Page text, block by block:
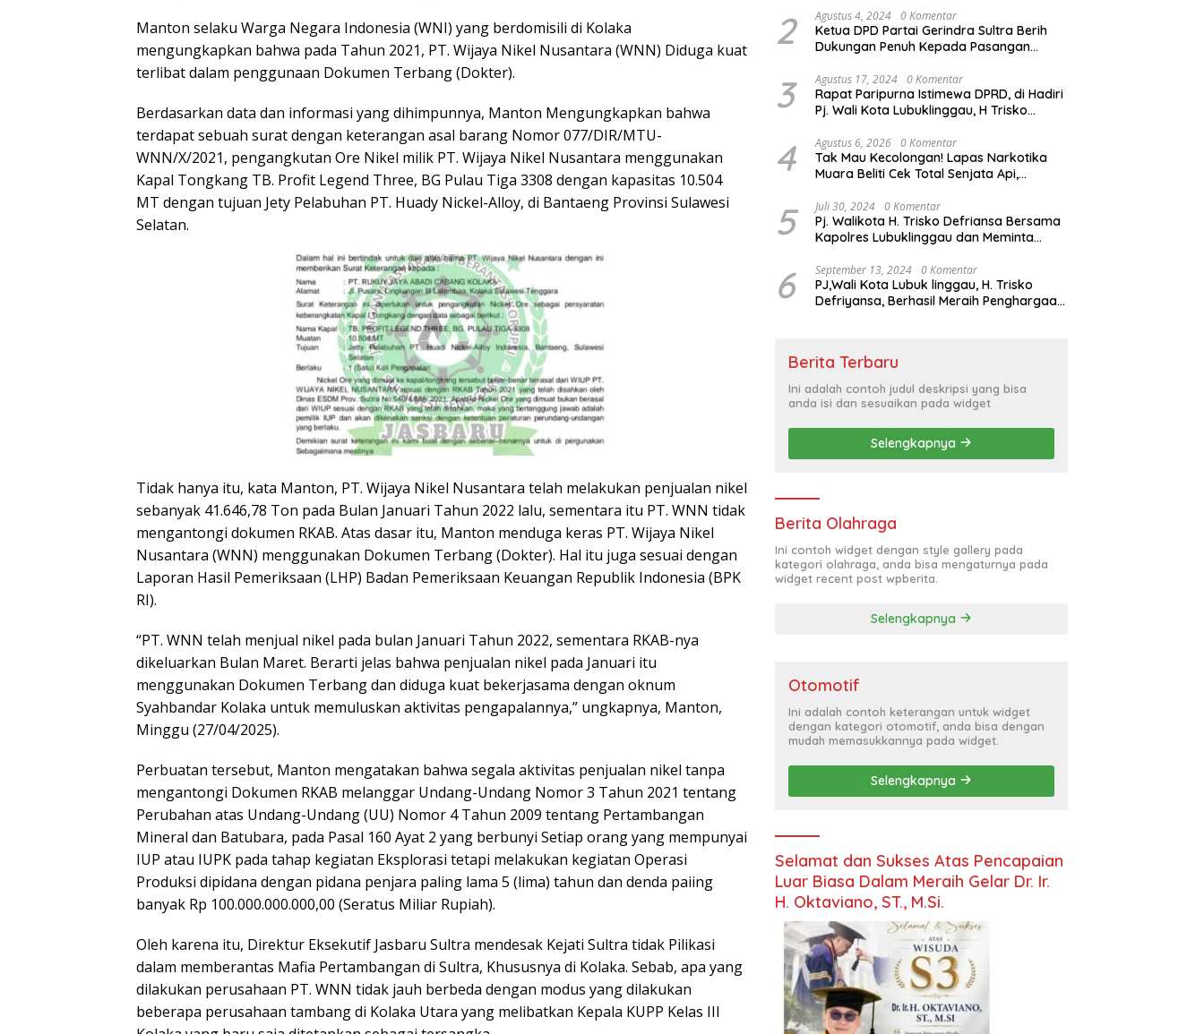
Manton selaku Warga Negara Indonesia (WNI) yang berdomisili di Kolaka
mengungkapkan bahwa pada Tahun 2021, PT. Wijaya Nikel Nusantara (WNN) Diduga kuat
terlibat dalam penggunaan Dokumen Terbang (Dokter).
Berdasarkan data dan informasi yang dihimpunnya, Manton Mengungkapkan bahwa
terdapat sebuah surat dengan keterangan asal barang Nomor 077/DIR/MTU-
WNN/X/2021, pengangkutan Ore Nikel milik PT. Wijaya Nikel Nusantara menggunakan
Kapal Tongkang TB. Profit Legend Three, BG Pulau Tiga 3308 dengan kapasitas 10.504
MT dengan tujuan Jety Pelabuhan PT. Huady Nickel-Alloy, di Bantaeng Provinsi Sulawesi
Selatan.
Tidak hanya itu, kata Manton, PT. Wijaya Nikel Nusantara telah melakukan penjualan nikel
sebanyak 41.646,78 Ton pada Bulan Januari Tahun 2022 lalu, sementara itu PT. WNN tidak
mengantongi dokumen RKAB. Atas dasar itu, Manton menduga keras PT. Wijaya Nikel
Nusantara (WNN) menggunakan Dokumen Terbang (Dokter). Hal itu juga sesuai dengan
Laporan Hasil Pemeriksaan (LHP) Badan Pemeriksaan Keuangan Republik Indonesia (BPK
RI).
“PT. WNN telah menjual nikel pada bulan Januari Tahun 2022, sementara RKAB-nya
dikeluarkan Bulan Maret. Berarti jelas bahwa penjualan nikel pada Januari itu
menggunakan Dokumen Terbang dan diduga kuat bekerjasama dengan oknum
Syahbandar Kolaka untuk memuluskan aktivitas pengapalannya,” ungkapnya, Manton,
Minggu (27/04/2025).
Perbuatan tersebut, Manton mengatakan bahwa segala aktivitas penjualan nikel tanpa
mengantongi Dokumen RKAB melanggar Undang-Undang Nomor 3 Tahun 2021 tentang
Perubahan atas Undang-Undang (UU) Nomor 4 Tahun 2009 tentang Pertambangan
Mineral dan Batubara, pada Pasal 160 Ayat 2 yang berbunyi Setiap orang yang mempunyai
IUP atau IUPK pada tahap kegiatan Eksplorasi tetapi melakukan kegiatan Operasi
Produksi dipidana dengan pidana penjara paling lama 5 (lima) tahun dan denda paiing
banyak Rp 100.000.000.000,00 (Seratus Miliar Rupiah).
Oleh karena itu, Direktur Eksekutif Jasbaru Sultra mendesak Kejati Sultra tidak Pilikasi
dalam memberantas Mafia Pertambangan di Sultra, Khususnya di Kolaka. Sebab, apa yang
dilakukan perusahaan PT. WNN tidak jauh berbeda dengan modus yang dilakukan
beberapa perusahaan tambang di Kolaka Utara yang melibatkan Kepala KUPP Kelas III
2 Agustus 4, 2024 0 Komentar
Ketua DPD Partai Gerindra Sultra Berih
Dukungan Penuh Kepada Pasangan
Konawe (HADIR) di Pilkada Konawe 2024
3 Agustus 17, 2024 0 Komentar
Rapat Paripurna Istimewa DPRD, di Hadiri
Pj. Wali Kota Lubuklinggau, H Trisko
Mendengarkan Pidato Kenegaraan
Presiden RI Dalam Rangka HUT ke-79
4 Agustus 6, 2026 0 Komentar
Tak Mau Kecolongan! Lapas Narkotika
Muara Beliti Cek Total Senjata Api,
Jam
5 Juli 30, 2024 0 Komentar
Pj. Walikota H. Trisko Defriansa Bersama
Kapolres Lubuklinggau dan Meminta
Hajatan Politik
6 September 13, 2024 0 Komentar
PJ,Wali Kota Lubuk linggau, H. Trisko
Defriyansa, Berhasil Meraih Penghargaan
Berita Terbaru
Ini adalah contoh judul deskripsi yang bisa
anda isi dan sesuaikan pada widget
Selengkapnya
Berita Olahraga
Ini contoh widget dengan style gallery pada
kategori olahraga, anda bisa mengaturnya pada
widget recent post wpberita.
Selengkapnya
Otomotif
Ini adalah contoh keterangan untuk widget
dengan kategori otomotif, anda bisa dengan
mudah memasukkannya pada widget.
Selengkapnya
Selamat dan Sukses Atas Pencapaian
Luar Biasa Dalam Meraih Gelar Dr. Ir.
H. Oktaviano, ST., M.Si.